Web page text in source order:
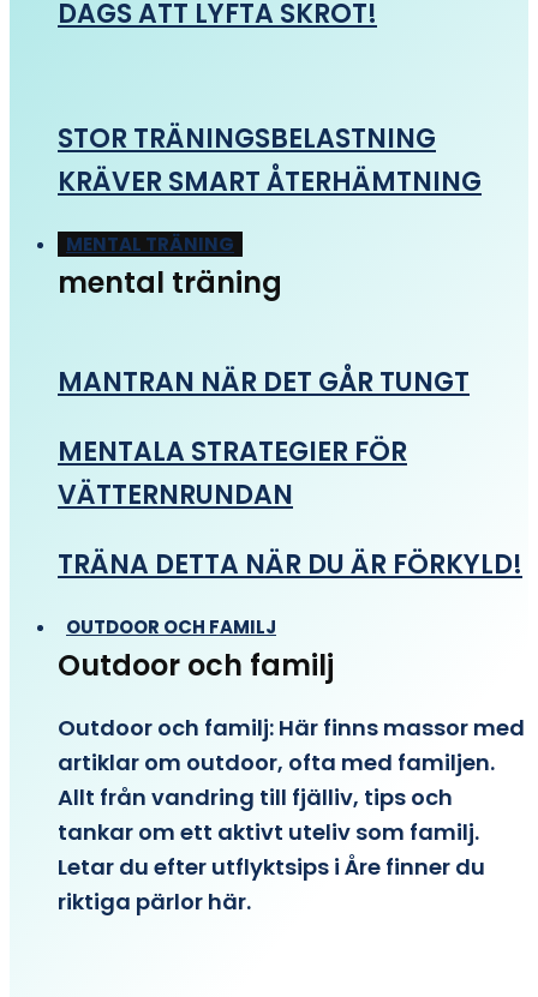
DAGS ATT LYFTA SKROT!
STOR TRÄNINGSBELASTNING
KRÄVER SMART ÅTERHÄMTNING
MENTAL TRÄNING
mental träning
MANTRAN NÄR DET GÅR TUNGT
MENTALA STRATEGIER FÖR
VÄTTERNRUNDAN
TRÄNA DETTA NÄR DU ÄR FÖRKYLD!
OUTDOOR OCH FAMILJ
Outdoor och familj
Outdoor och familj: Här finns massor med
artiklar om outdoor, ofta med familjen.
Allt från vandring till fjälliv, tips och
tankar om ett aktivt uteliv som familj.
Letar du efter utflyktsips i Åre finner du
riktiga pärlor här.